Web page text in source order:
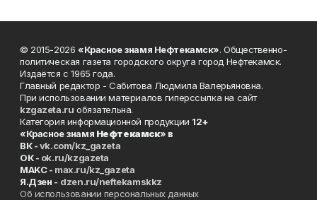
© 2015-2026 «Красное знамя Нефтекамск». Общественно-
политическая газета городского округа город Нефтекамск.
Издаётся с 1965 года.
Главный редактор - Сабитова Людмила Валерьяновна.
При использовании материалов гиперссылка на сайт
kzgazeta.ru обязательна.
Категория информационной продукции 12+
«Красное знамя Нефтекамск» в
ВК -vk.com/kz_gazeta
ОК - ok.ru/kzgazeta
MAKC - max.ru/kz_gazeta
Я.Дзен - dzen.ru/neftekamskkz
Об использовании персональных данных